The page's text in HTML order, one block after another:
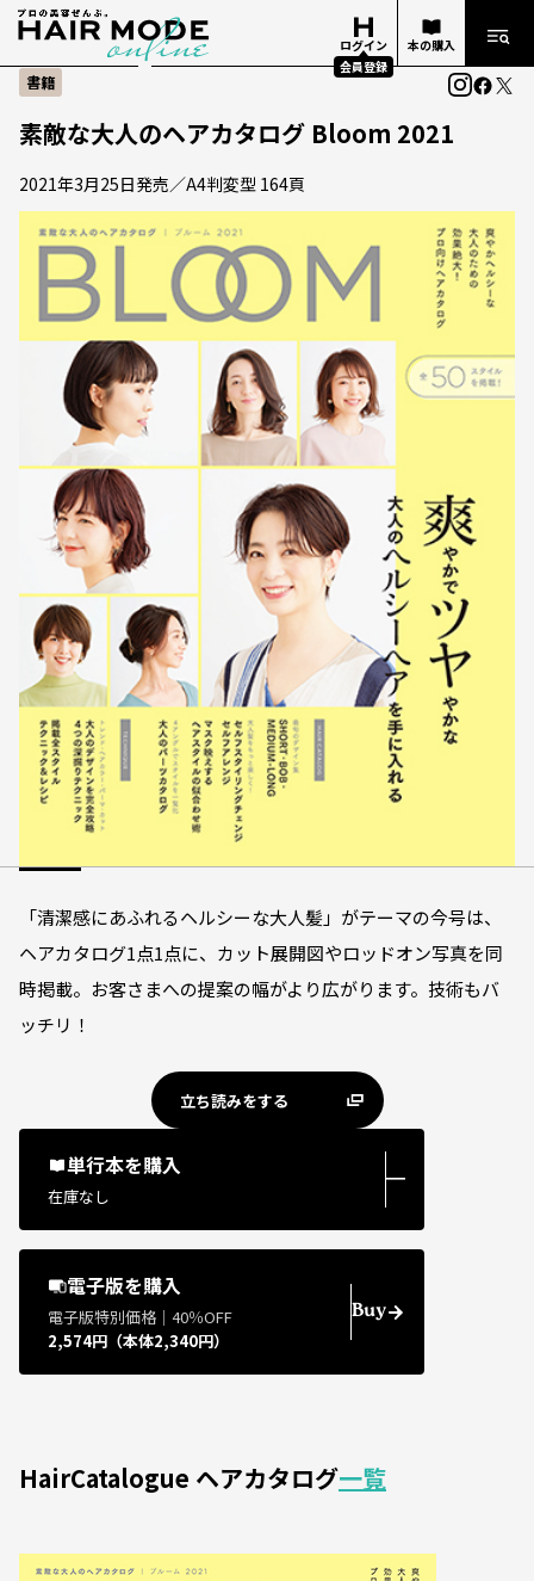
ログイン
会員登録
本の購入
書籍
素敵な大人のヘアカタログ Bloom 2021
2021年3月25日発売／A4判変型 164頁
「清潔感にあふれるヘルシーな大人髪」がテーマの今号は、
ヘアカタログ1点1点に、カット展開図やロッドオン写真を同
時掲載。お客さまへの提案の幅がより広がります。技術もバ
ッチリ！
立ち読みをする
単行本を購入
在庫なし
―
電子版を購入
電子版特別価格｜40％OFF
2,574円（本体2,340円）
Buy
HairCatalogue ヘアカタログ一覧